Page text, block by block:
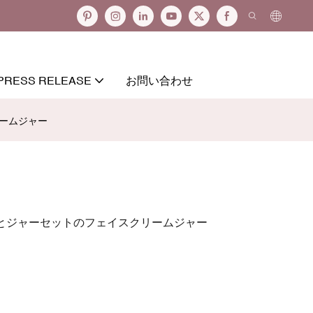
RELEASE お問い合わせ
ムジャー
ャーセットのフェイスクリームジャー